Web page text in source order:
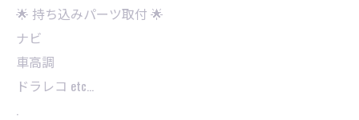
🌟 持ち込みパーツ取付 🌟
ナビ
車高調
ドラレコ etc…
.